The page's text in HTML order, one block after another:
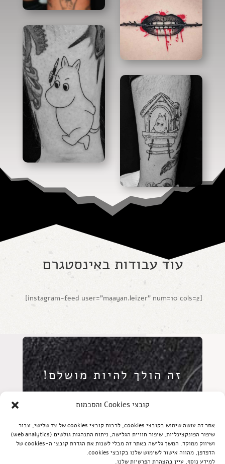
קובצי Cookies והסכמות
אתר זה עושה שימוש בקובצי cookies, לרבות קובצי cookies של צד שלישי, עבור
שיפור הפונקצינליות, שיפור חוויית הגלישה, ניתוח התנהגות גולשים (web analytics)
ושיווק ממוקד. המשך גלישה באתר זה מבלי לשנות את הגדרת קובצי ה-cookies של
הדפדפן, מהווה אישור לשימוש שלנו בקובצי cookies.
למידע נוסף, עיין בהצהרת הפרטיות שלנו.
עוד עבודות באינסטגרם
[instagram-feed user="maayan.leizer" num=10 cols=2]
זה הולך להיות מושלם!
שנתכנן יחד את
הקעקוע הבא שלכם?